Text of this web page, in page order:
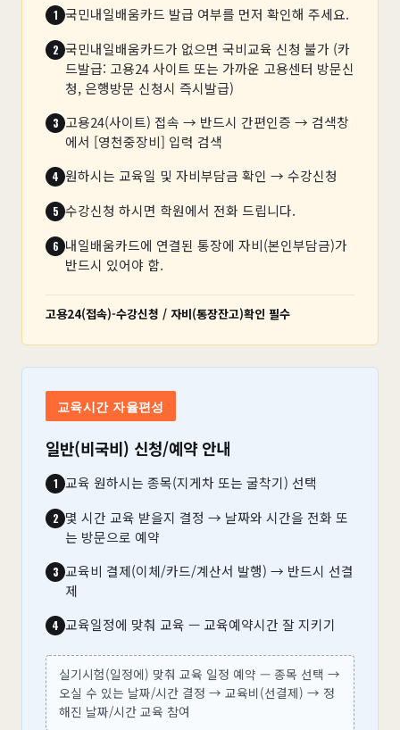
국민내일배움카드 발급 여부를 먼저 확인해 주세요.
국민내일배움카드가 없으면 국비교육 신청 불가 (카
드발급: 고용24 사이트 또는 가까운 고용센터 방문신
청, 은행방문 신청시 즉시발급)
고용24(사이트) 접속 → 반드시 간편인증 → 검색창
에서 [영천중장비] 입력 검색
원하시는 교육일 및 자비부담금 확인 → 수강신청
수강신청 하시면 학원에서 전화 드립니다.
내일배움카드에 연결된 통장에 자비(본인부담금)가
반드시 있어야 함.
고용24(접속)-수강신청 / 자비(통장잔고)확인 필수
교육시간 자율편성
일반(비국비) 신청/예약 안내
교육 원하시는 종목(지게차 또는 굴착기) 선택
몇 시간 교육 받을지 결정 → 날짜와 시간을 전화 또
는 방문으로 예약
교육비 결제(이체/카드/계산서 발행) → 반드시 선결
제
교육일정에 맞춰 교육 — 교육예약시간 잘 지키기
실기시험(일정에) 맞춰 교육 일정 예약 — 종목 선택 →
오실 수 있는 날짜/시간 결정 → 교육비(선결제) → 정
해진 날짜/시간 교육 참여